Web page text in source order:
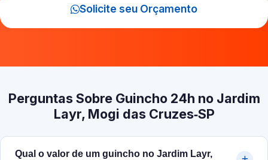
Solicite seu Orçamento
Perguntas Sobre Guincho 24h no Jardim
Layr, Mogi das Cruzes‑SP
Qual o valor de um guincho no Jardim Layr,